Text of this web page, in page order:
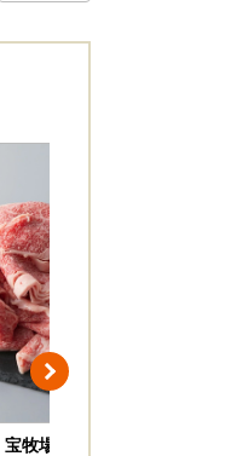
。
牧場 近江牛切り